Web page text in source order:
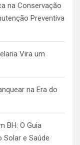
na Conservação
Preventiva
Vira um
na Era do
BH: O Guia
Solar e Saúde